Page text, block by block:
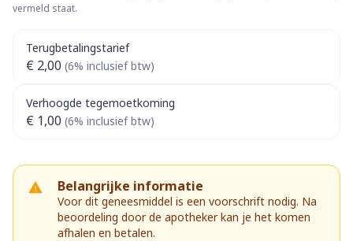
vermeld staat.
Terugbetalingstarief
€ 2,00 (6% inclusief btw)
Verhoogde tegemoetkoming
€ 1,00 (6% inclusief btw)
Belangrijke informatie
Voor dit geneesmiddel is een voorschrift nodig. Na
beoordeling door de apotheker kan je het komen
afhalen en betalen.